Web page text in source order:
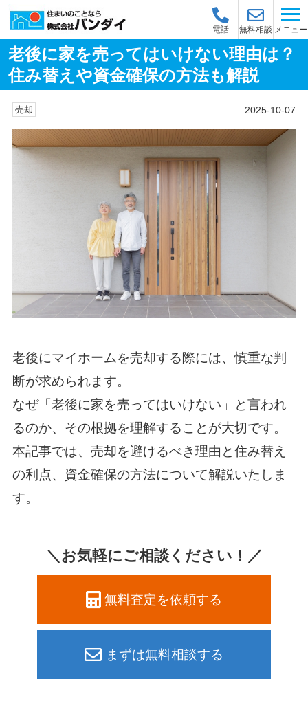
電話 無料相談 メニュー
老後に家を売ってはいけない理由は？
住み替えや資金確保の方法も解説
売却 2025-10-07
老後にマイホームを売却する際には、慎重な判
断が求められます。
なぜ「老後に家を売ってはいけない」と言われ
るのか、その根拠を理解することが大切です。
本記事では、売却を避けるべき理由と住み替え
の利点、資金確保の方法について解説いたしま
す。
＼お気軽にご相談ください！／
無料査定を依頼する
まずは無料相談する